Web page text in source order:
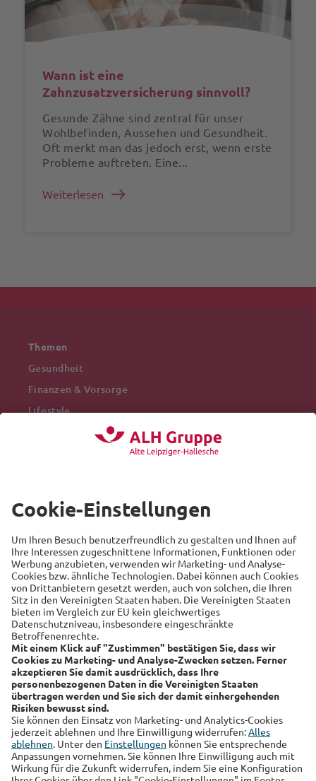
Wann ist eine
Zahnzusatzversicherung sinnvoll?
Gesunde Zähne sind zentral für unser
Wohlbefinden, Aussehen und Gesundheit.
Oft merkt man das jedoch erst, wenn erste
Probleme auftreten. Eine...
Weiterlesen
Themen
Gesundheit
Finanzen & Vorsorge
Lifestyle
Recht
Auto
Sicherheit
Familie
Links
Alte Leipziger
Hallesche
RSS-Feed
Über uns
Kundenmagazin
Datenschutz Impressum Cookie Einstellungen